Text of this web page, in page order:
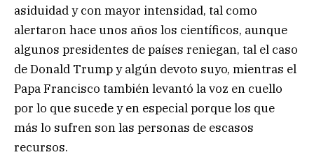
asiduidad y con mayor intensidad, tal como
alertaron hace unos años los científicos, aunque
algunos presidentes de países reniegan, tal el caso
de Donald Trump y algún devoto suyo, mientras el
Papa Francisco también levantó la voz en cuello
por lo que sucede y en especial porque los que
más lo sufren son las personas de escasos
recursos.